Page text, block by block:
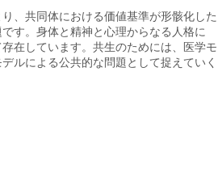
、 共同体における価値基準が形骸化した
す。身体と精神と心理からなる人格に
在しています。共生のためには、医学モ
ルによる公共的な問題として捉えていく